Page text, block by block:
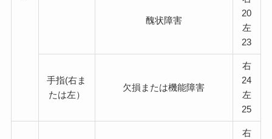
醜状障害
20
左
23
手指(右ま
たは左）
欠損または機能障害
右
24
左
25
右